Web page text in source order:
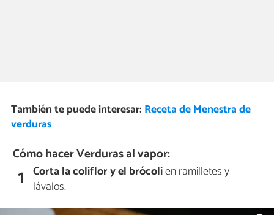
También te puede interesar: Receta de Menestra de
verduras
Cómo hacer Verduras al vapor:
1 Corta la coliflor y el brócolien ramilletes y
lávalos.